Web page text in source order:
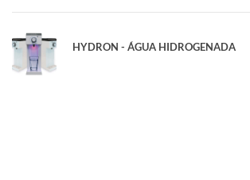
HYDRON - ÁGUA HIDROGENADA